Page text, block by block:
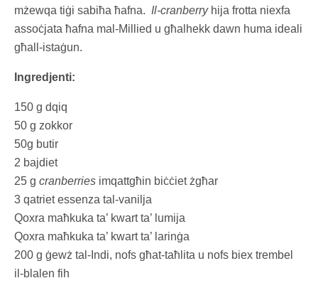
mżewqa tiġi sabiħa ħafna. Il-cranberryhija frotta niexfa
assoċjata ħafna mal-Millied u għalhekk dawn huma ideali
għall-istaġun.
Ingredjenti:
150 g dqiq
50 g zokkor
50g butir
2 bajdiet
25 g cranberries imqattgħin biċċiet żgħar
3 qatriet essenza tal-vanilja
Qoxra maħkuka ta’ kwart ta’ lumija
Qoxra maħkuka ta’ kwart ta’ larinġa
200 g ġewż tal-Indi, nofs għat-taħlita u nofs biex trembel
il-blalen fih